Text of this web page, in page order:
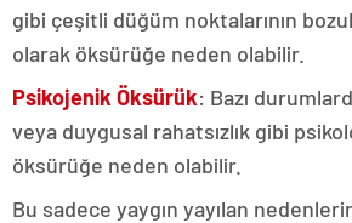
gibi çeşitli düğüm noktalarının
olarak öksürüğe neden olabilir.
Psikojenik Öksürük: Bazı
veya duygusal rahatsızlık gibi
öksürüğe neden olabilir.
Bu sadece yaygın yayılan nedenlerin